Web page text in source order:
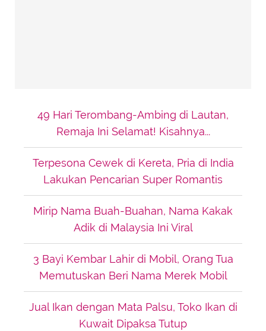
49 Hari Terombang-Ambing di Lautan,
Remaja Ini Selamat! Kisahnya...
Terpesona Cewek di Kereta, Pria di India
Lakukan Pencarian Super Romantis
Mirip Nama Buah-Buahan, Nama Kakak
Adik di Malaysia Ini Viral
3 Bayi Kembar Lahir di Mobil, Orang Tua
Memutuskan Beri Nama Merek Mobil
Jual Ikan dengan Mata Palsu, Toko Ikan di
Kuwait Dipaksa Tutup